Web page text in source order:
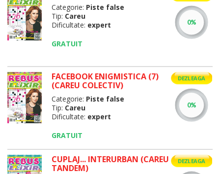
Categorie: Piste false
Tip: Careu
Dificultate: expert
GRATUIT
FACEBOOK ENIGMISTICA (7)
(CAREU COLECTIV)
Categorie: Piste false
Tip: Careu
Dificultate: expert
GRATUIT
DEZLEAGA
CUPLAJ... INTERURBAN (CAREU
TANDEM)
DEZLEAGA